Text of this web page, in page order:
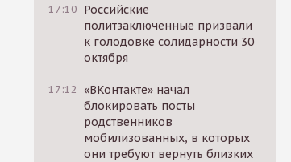
17:10 Российские
политзаключенные призвали
к голодовке солидарности 30
октября
17:12 «ВКонтакте» начал
блокировать посты
родственников
мобилизованных, в которых
они требуют вернуть близких